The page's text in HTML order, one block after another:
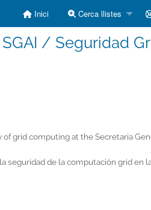
Inici Cerca llistes
/ Seguridad
grid computing at the Secretaría
seguridad de la computación grid en